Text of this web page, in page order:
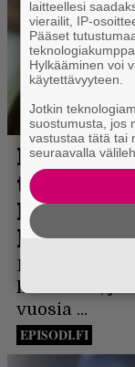
laitteellesi
vierailit, IP-
Pääset
Hylkääminen voi
käytettävyyteen.
Jotkin
suostumusta, jos
vastustaa tätä tai
seuraavalla